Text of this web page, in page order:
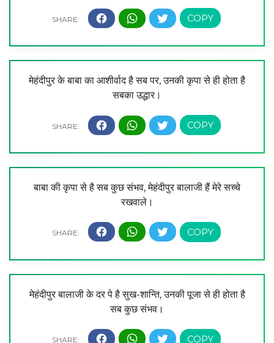
मेहंदीपुर के बाबा का आशीर्वाद है सब पर, उनकी कृपा से ही होता है
सबका उद्धार।
बाबा की कृपा से है सब कुछ संभव, मेहंदीपुर बालाजी हैं मेरे सच्चे
रखवाले।
मेहंदीपुर बालाजी के दर पे है सुख-शान्ति, उनकी पूजा से ही होता है
सब कुछ संभव।